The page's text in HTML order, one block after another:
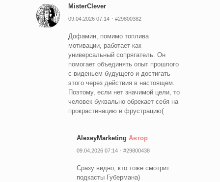
MisterClever
09.04.2026 07:14 #29800382
Дофамин, помимо топлива
мотивации, работает как
универсальный сопрягатель. Он
помогает объединять опыт прошлого
с виденьем будущего и достигать
этого через действия в настоящем.
Поэтому, если нет значимой цели, то
человек буквально обрекает себя на
прокрастинацию и фрустрацию(
AlexeyMarketing Автор
09.04.2026 07:14 #29800438
Сразу видно, кто тоже смотрит
подкасты Губермана)